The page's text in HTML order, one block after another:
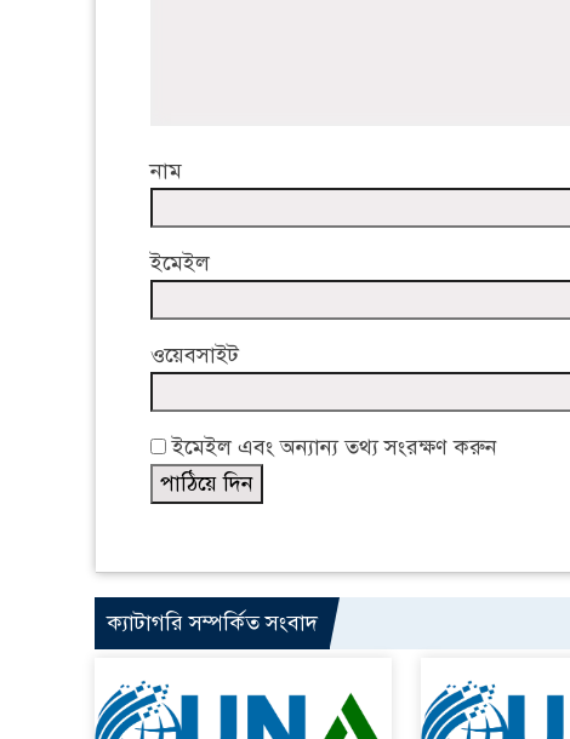
নাম
ইমেইল
ওয়েবসাইট
ইমেইল এবং অন্যান্য তথ্য সংরক্ষণ করুন
ক্যাটাগরি সম্পর্কিত সংবাদ